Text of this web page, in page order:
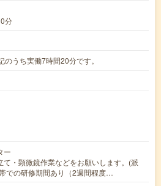
分
うち実働7時間20分です。
ー
て・顕微鏡作業などをお願いします。(派
での研修期間あり（2週間程度…